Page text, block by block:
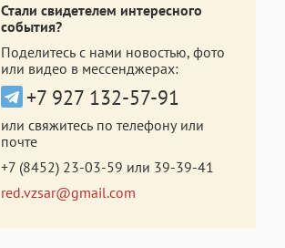
Стали свидетелем интересного
события?
Поделитесь с нами новостью, фото
или видео в мессенджерах:
+7 927 132-57-91
или свяжитесь по телефону или
почте
+7 (8452) 23-03-59 или 39-39-41
red.vzsar@gmail.com